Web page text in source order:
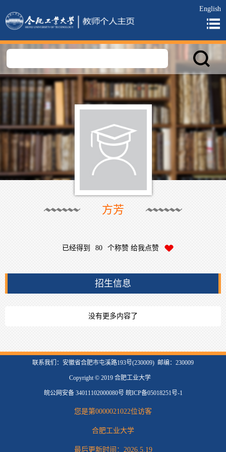
English
方芳
已经得到 80 个称赞 给我点赞
招生信息
没有更多内容了
联系我们：安徽省合肥市屯溪路193号(230009) 邮编：230009
Copyright © 2019 合肥工业大学
皖公网安备 34011102000080号 皖ICP备05018251号-1
您是第0000021022位访客
合肥工业大学
最后更新时间： 2026.5.19